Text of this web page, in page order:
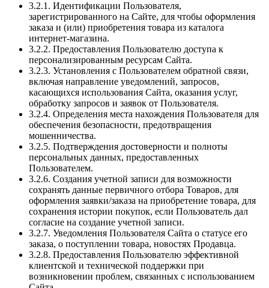
3.2.1. Идентификации Пользователя,
зарегистрированного на Сайте, для чтобы оформления
заказа и (или) приобретения товара из каталога
интернет-магазина.
3.2.2. Предоставления Пользователю доступа к
персонализированным ресурсам Сайта.
3.2.3. Установления с Пользователем обратной связи,
включая направление уведомлений, запросов,
касающихся использования Сайта, оказания услуг,
обработку запросов и заявок от Пользователя.
3.2.4. Определения места нахождения Пользователя для
обеспечения безопасности, предотвращения
мошенничества.
3.2.5. Подтверждения достоверности и полноты
персональных данных, предоставленных
Пользователем.
3.2.6. Создания учетной записи для возможности
сохранять данные первичного отбора Товаров, для
оформления заявки/заказа на приобретение товара, для
сохранения истории покупок, если Пользователь дал
согласие на создание учетной записи.
3.2.7. Уведомления Пользователя Сайта о статусе его
заказа, о поступлении товара, новостях Продавца.
3.2.8. Предоставления Пользователю эффективной
клиентской и технической поддержки при
возникновении проблем, связанных с использованием